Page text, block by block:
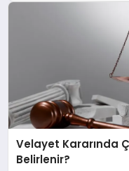
Velayet Kararında
Belirlenir?